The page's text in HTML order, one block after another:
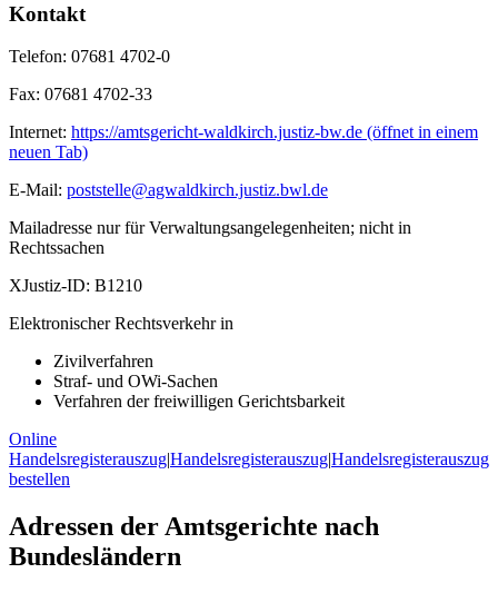
Kontakt
Telefon: 07681 4702-0
Fax: 07681 4702-33
Internet: https://amtsgericht-waldkirch.justiz-bw.de (öffnet in einem
neuen Tab)
E-Mail: poststelle@agwaldkirch.justiz.bwl.de
Mailadresse nur für Verwaltungsangelegenheiten; nicht in
Rechtssachen
XJustiz-ID: B1210
Elektronischer Rechtsverkehr in
Zivilverfahren
Straf- und OWi-Sachen
Verfahren der freiwilligen Gerichtsbarkeit
Online
Handelsregisterauszug|Handelsregisterauszug|Handelsregisterauszug
bestellen
Adressen der Amtsgerichte nach
Bundesländern